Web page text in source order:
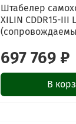
Штабелер
XILIN CDDR15-
697 769 ₽
В